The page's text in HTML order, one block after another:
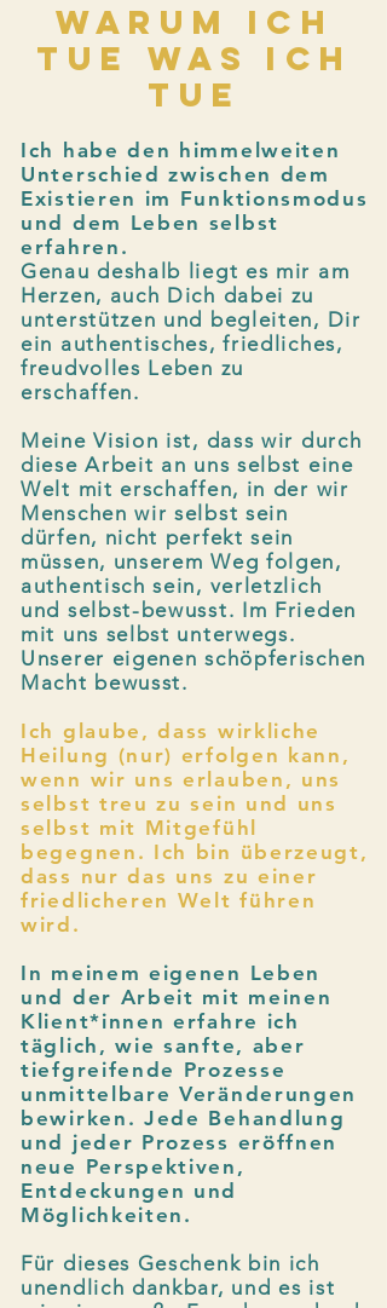
WARUM ICH
TUE WAS ICH
TUE
Ich habe den himmelweiten
Unterschied zwischen dem
Existieren im Funktionsmodus
und dem Leben selbst
erfahren.
Genau deshalb liegt es mir am
Herzen, auch Dich dabei zu
unterstützen und begleiten, Dir
ein authentisches, friedliches,
freudvolles Leben zu
erschaffen.
Meine Vision ist, dass wir durch
diese Arbeit an uns selbst eine
Welt mit erschaffen, in der wir
Menschen wir selbst sein
dürfen, nicht perfekt sein
müssen, unserem Weg folgen,
authentisch sein, verletzlich
und selbst-bewusst. Im Frieden
mit uns selbst unterwegs.
Unserer eigenen schöpferischen
Macht bewusst.
Ich glaube, dass wirkliche
Heilung (nur) erfolgen kann,
wenn wir uns erlauben, uns
selbst treu zu sein und uns
selbst mit Mitgefühl
begegnen. Ich bin überzeugt,
dass nur das uns zu einer
friedlicheren Welt führen
wird.
In meinem eigenen Leben
und der Arbeit mit meinen
Klient*innen erfahre ich
täglich, wie sanfte, aber
tiefgreifende Prozesse
unmittelbare Veränderungen
bewirken. Jede Behandlung
und jeder Prozess eröffnen
neue Perspektiven,
Entdeckungen und
Möglichkeiten.
Für dieses Geschenk bin ich
unendlich dankbar, und es ist